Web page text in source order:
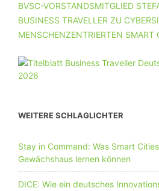
BVSC-VORSTANDSMITGLIED
BUSINESS TRAVELLER ZU
MENSCHENZENTRIERTEN SMART
WEITERE SCHLAGLICHTER
Stay in Command: Was Smart
Gewächshaus lernen können
DICE: Wie ein deutsches